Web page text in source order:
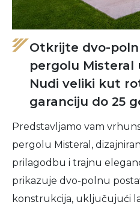
Otkrijte dvo-
pergolu Misteral
Nudi veliki kut
garanciju do 25
Predstavljamo vam
pergolu Misteral,
prilagodbu i trajnu
prikazuje dvo-polnu
konstrukcija, uključujući